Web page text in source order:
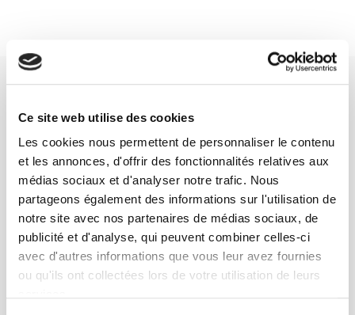
Ce site web utilise des cookies
Les cookies nous permettent de personnaliser le contenu
et les annonces, d'offrir des fonctionnalités relatives aux
médias sociaux et d'analyser notre trafic. Nous
partageons également des informations sur l'utilisation de
notre site avec nos partenaires de médias sociaux, de
publicité et d'analyse, qui peuvent combiner celles-ci
avec d'autres informations que vous leur avez fournies
ou qu'ils ont collectées lors de votre utilisation de leurs
SCIENCES PO UNIVERSITY PRESS has a threefold role: to publish
original research, to edit reference works for student use, and to
help public and political debate. continue
CONTACTS
FOREIGN RIGHTS